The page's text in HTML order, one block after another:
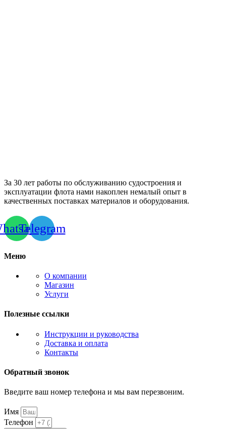
За 30 лет работы по обслуживанию судостроения и
эксплуатации флота нами накоплен немалый опыт в
качественных поставках материалов и оборудования.
Telegram
Меню
О компании
Магазин
Услуги
Полезные ссылки
Инструкции и руководства
Доставка и оплата
Контакты
Обратный звонок
Введите ваш номер телефона и мы вам перезвоним.
Имя
Телефон